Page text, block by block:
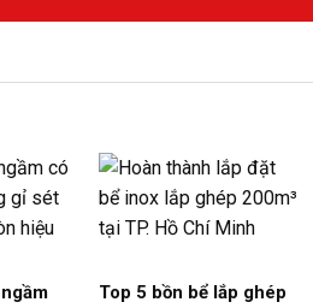
Top 5 bồn bể lắp ghép